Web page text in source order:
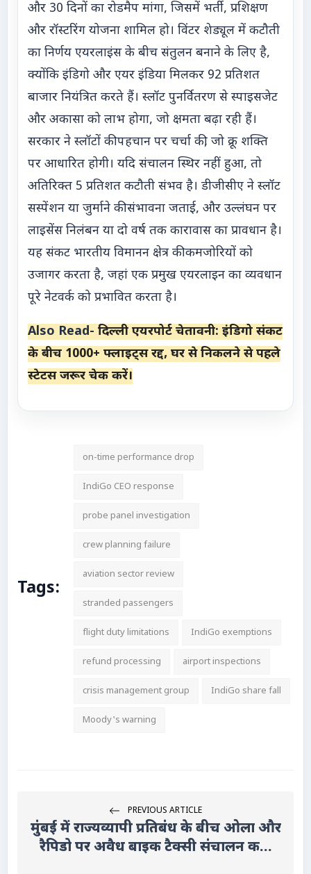
और 30 दिनों का रोडमैप मांगा, जिसमें भर्ती, प्रशिक्षण
और रॉस्टरिंग योजना शामिल हो। विंटर शेड्यूल में कटौती
का निर्णय एयरलाइंस के बीच संतुलन बनाने के लिए है,
क्योंकि इंडिगो और एयर इंडिया मिलकर 92 प्रतिशत
बाजार नियंत्रित करते हैं। स्लॉट पुनर्वितरण से स्पाइसजेट
और अकासा को लाभ होगा, जो क्षमता बढ़ा रही हैं।
सरकार ने स्लॉटों की पहचान पर चर्चा की, जो क्रू शक्ति
पर आधारित होगी। यदि संचालन स्थिर नहीं हुआ, तो
अतिरिक्त 5 प्रतिशत कटौती संभव है। डीजीसीए ने स्लॉट
सस्पेंशन या जुर्माने की संभावना जताई, और उल्लंघन पर
लाइसेंस निलंबन या दो वर्ष तक कारावास का प्रावधान है।
यह संकट भारतीय विमानन क्षेत्र की कमजोरियों को
उजागर करता है, जहां एक प्रमुख एयरलाइन का व्यवधान
पूरे नेटवर्क को प्रभावित करता है।
Also Read- दिल्ली एयरपोर्ट चेतावनी: इंडिगो संकट
के बीच 1000+ फ्लाइट्स रद्द, घर से निकलने से पहले
स्टेटस जरूर चेक करें।
Tags:
on-time performance drop
IndiGo CEO response
probe panel investigation
crew planning failure
aviation sector review
stranded passengers
flight duty limitations IndiGo exemptions
refund processing airport inspections
crisis management group IndiGo share fall
Moody's warning
PREVIOUS ARTICLE
मुंबई में राज्यव्यापी प्रतिबंध के बीच ओला और
रैपिडो पर अवैध बाइक टैक्सी संचालन क...